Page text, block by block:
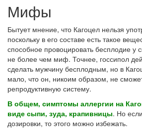
Мифы
Бытует мнение, что Кагоцел нельзя
поскольку в его составе есть такое
способное провоцировать бесплодие у
не более чем миф. Точнее, госсипол
сделать мужчину бесплодным, но в
мало, что он, никоим образом, не
репродуктивную систему.
В общем, симптомы аллергии на
виде сыпи, зуда, крапивницы. Но
дозировки, то этого можно избежать.